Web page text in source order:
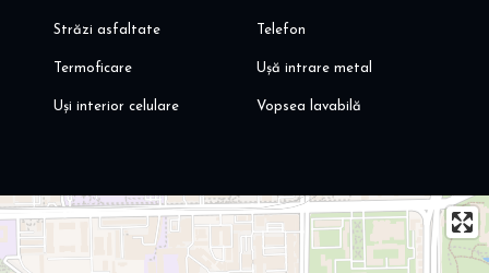
Străzi asfaltate Telefon
Termoficare Ușă intrare metal
Uși interior celulare Vopsea lavabilă